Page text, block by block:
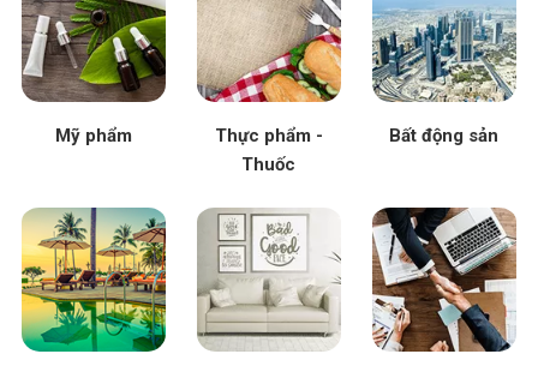
Mỹ phẩm
Thực phẩm -
Thuốc
Bất động sản